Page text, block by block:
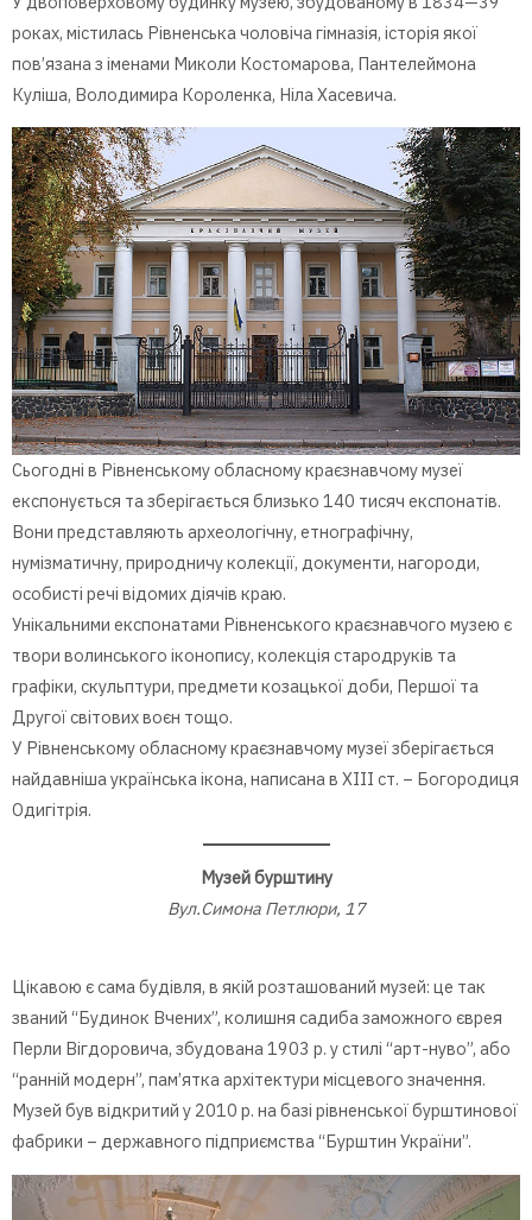
роках, містилась Рівненська чоловіча гімназія, історія якої
пов’язана з іменами Миколи Костомарова, Пантелеймона
Куліша, Володимира Короленка, Ніла Хасевича.
Сьогодні в Рівненському обласному краєзнавчому музеї
експонується та зберігається близько 140 тисяч експонатів.
Вони представляють археологічну, етнографічну,
нумізматичну, природничу колекції, документи, нагороди,
особисті речі відомих діячів краю.
Унікальними експонатами Рівненського краєзнавчого музею є
твори волинського іконопису, колекція стародруків та
графіки, скульптури, предмети козацької доби, Першої та
Другої світових воєн тощо.
У Рівненському обласному краєзнавчому музеї зберігається
найдавніша українська ікона, написана в ХІІІ ст. – Богородиця
Одигітрія.
Музей бурштину
Вул.Симона Петлюри, 17
Цікавою є сама будівля, в якій розташований музей: це так
званий “Будинок Вчених”, колишня садиба заможного єврея
Перли Вігдоровича, збудована 1903 р. у стилі “арт-нуво”, або
“ранній модерн”, пам’ятка архітектури місцевого значення.
Музей був відкритий у 2010 р. на базі рівненської бурштинової
фабрики – державного підприємства “Бурштин України”.